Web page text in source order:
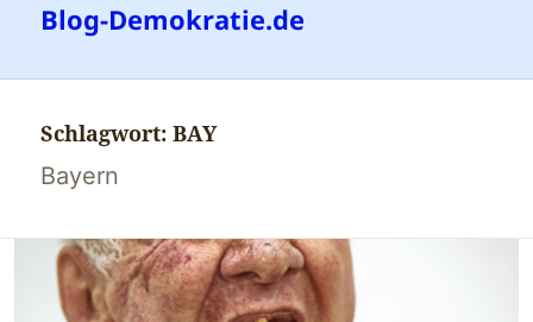
Blog-Demokratie.de
Schlagwort:BAY
Bayern